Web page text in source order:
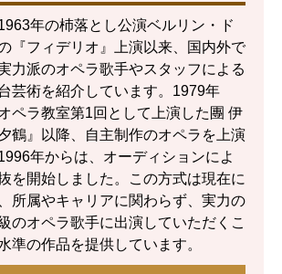
年の杮落とし公演ベルリン・ド
『フィデリオ』上演以来、国内外で
力派のオペラ歌手やスタッフによる
芸術を紹介しています。1979年
ペラ教室第1回として上演した團 伊
鶴』以降、自主制作のオペラを上演
年からは、オーディションによ
を開始しました。この方式は現在に
所属やキャリアに関わらず、実力の
のオペラ歌手に出演していただくこ
準の作品を提供しています。